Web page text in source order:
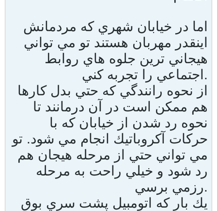
اما در خيابان شهري كه مردمانش
اينقدر مهربان هستند تو مي تواني
هيجاني ترين جلوه هاي روابط
اجتماعي را تجربه كني.
از نحوه رانندگي كه حتي بدل كارها
هم ممكن است در آن درمانند تا
نحوه رد شدن از خيابان كه با
حركات آكروباتيك انجام مي شود. تو
مي تواني حتي از مرحله هيجان هم
رد شود و خيلي راحت به مرحله
رزمي برسي.
يك بار كه اتومبيل پشت سري بوق